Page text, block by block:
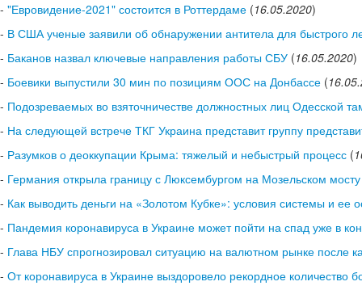
- "Евровидение-2021" состоится в Роттердаме (16.05.2020)
- В США ученые заявили об обнаружении антитела для быстрого
- Баканов назвал ключевые направления работы СБУ (16.05.2020)
- Боевики выпустили 30 мин по позициям ООС на Донбассе (
- Подозреваемых во взяточничестве должностных лиц Одесской
- На следующей встрече ТКГ Украина представит группу
- Разумков о деоккупации Крыма: тяжелый и небыстрый процесс (
- Германия открыла границу с Люксембургом на Мозельском
- Как выводить деньги на «Золотом Кубке»: условия системы и ее
- Пандемия коронавируса в Украине может пойти на спад уже в
- Глава НБУ спрогнозировал ситуацию на валютном рынке после
- От коронавируса в Украине выздоровело рекордное количество